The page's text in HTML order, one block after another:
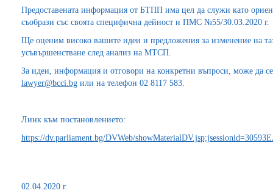
Предоставената информация от БТПП има цел да служи като
съобрази със своята специфична дейност и ПМС №55/30.03.2020 г.
Ще оценим високо вашите идеи и предложения за изменение на
усъвършенстване след анализ на МТСП.
За идеи, информация и отговори на конкретни въпроси, може да
lawyer@bcci.bg или на телефон 02 8117 583.
Линк към постановлението:
https://dv.parliament.bg/DVWeb/
02.04.2020 г.